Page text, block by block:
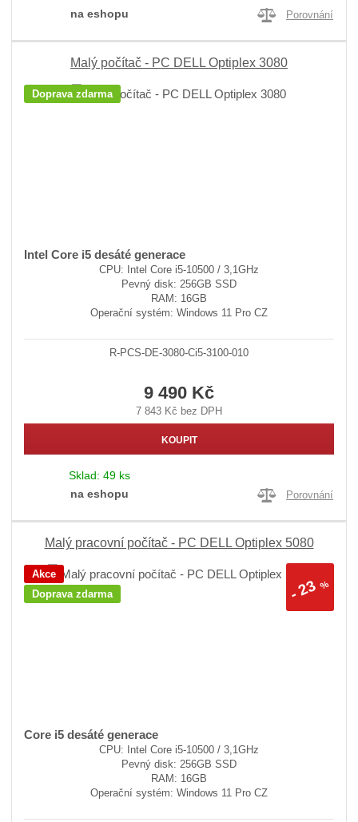
na eshopu
Porovnání
Malý počítač - PC DELL Optiplex 3080
Doprava zdarma
Intel Core i5 desáté generace
CPU: Intel Core i5-10500 / 3,1GHz
Pevný disk: 256GB SSD
RAM: 16GB
Operační systém: Windows 11 Pro CZ
R-PCS-DE-3080-Ci5-3100-010
9 490 Kč
7 843 Kč bez DPH
KOUPIT
Sklad: 49 ks
na eshopu
Porovnání
Malý pracovní počítač - PC DELL Optiplex 5080
-
23%
Akce
Doprava zdarma
Core i5 desáté generace
CPU: Intel Core i5-10500 / 3,1GHz
Pevný disk: 256GB SSD
RAM: 16GB
Operační systém: Windows 11 Pro CZ